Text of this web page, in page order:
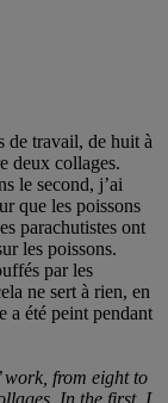
de travail, de huit à
deux collages.
le second, j’ai
que les poissons
parachutistes ont
les poissons.
par les
ne sert à rien, en
a été peint pendant
work, from eight to
In the first, I